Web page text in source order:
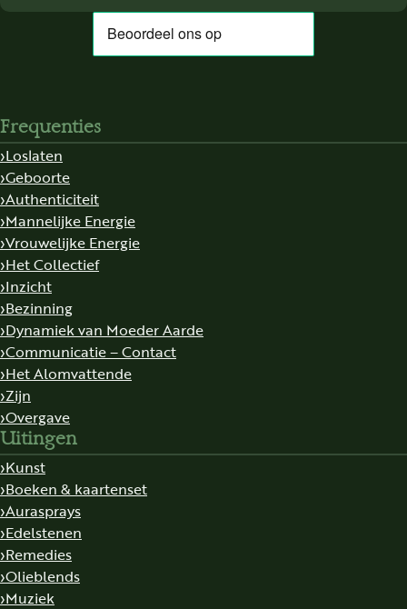
Frequenties
Loslaten
Geboorte
Authenticiteit
Mannelijke Energie
Vrouwelijke Energie
Het Collectief
Inzicht
Bezinning
Dynamiek van Moeder Aarde
Communicatie – Contact
Het Alomvattende
Zijn
Overgave
Uitingen
Kunst
Boeken & kaartenset
Aurasprays
Edelstenen
Remedies
Olieblends
Muziek